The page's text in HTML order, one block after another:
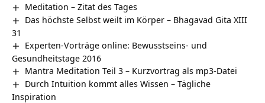
Meditation – Zitat des Tages
Das höchste Selbst weilt im Körper – Bhagavad Gita XIII
31
Experten-Vorträge online: Bewusstseins- und
Gesundheitstage 2016
Mantra Meditation Teil 3 – Kurzvortrag als mp3-Datei
Durch Intuition kommt alles Wissen – Tägliche
Inspiration